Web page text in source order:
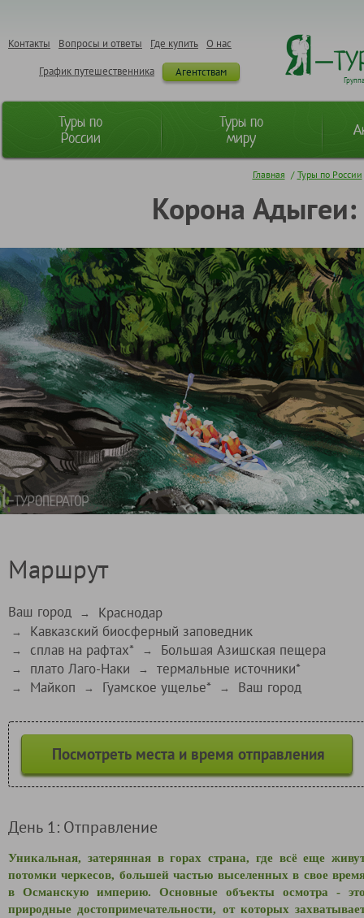
О нас
Где купить
Вопросы и ответы
Контакты
Агентствам
График путешественника
Туры по
России
Туры по
миру
Главная / Туры по России
Корона
Маршрут
Ваш город → Краснодар
→ Кавказский биосферный заповедник
→ сплав на рафтах* → Большая Азишская пещера
→ плато Лаго-Наки → термальные источники*
→ Майкоп → Гуамское ущелье* → Ваш город
Посмотреть места и время отправления
День 1: Отправление
Уникальная, затерянная в горах страна, где всё еще
потомки черкесов, большей частью выселенных в свое
в Османскую империю. Основные объекты осмотра -
природные достопримечательности, от которых